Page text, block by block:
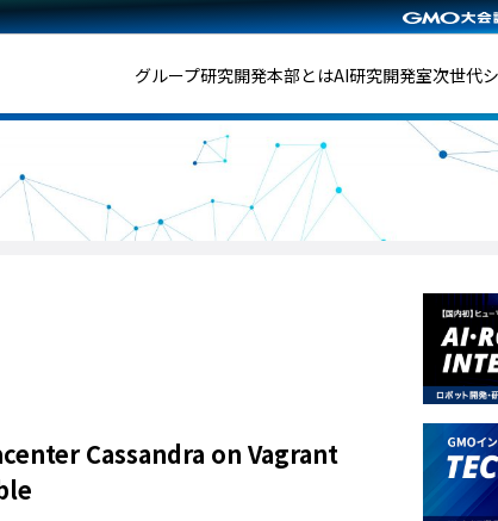
グループ研究開発本部とはAI研究開発室次世代
Cassandra on Vagrant